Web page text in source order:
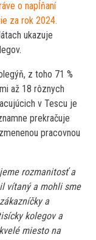
o napĺňaní
za rok 2024.
ukazuje
z toho 71 %
až 18 rôznych
v Tescu je
prekračuje
pracovnou
rozmanitosť a
vítaný a mohli sme
a
kolegov a
miesto na